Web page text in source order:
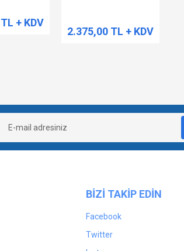
+ KDV
2.375,00 TL + KDV
BİZİ TAKİP EDİN
Facebook
Twitter